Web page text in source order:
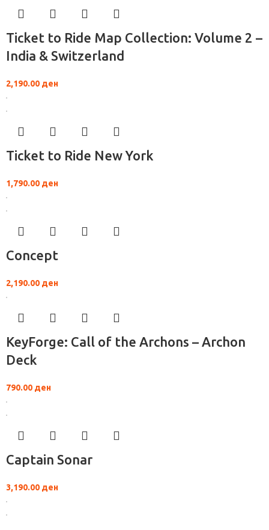
Ticket to Ride Map Collection: Volume 2 –
India & Switzerland
2,190.00 ден
Ticket to Ride New York
1,790.00 ден
Concept
2,190.00 ден
KeyForge: Call of the Archons – Archon
Deck
790.00 ден
Captain Sonar
3,190.00 ден